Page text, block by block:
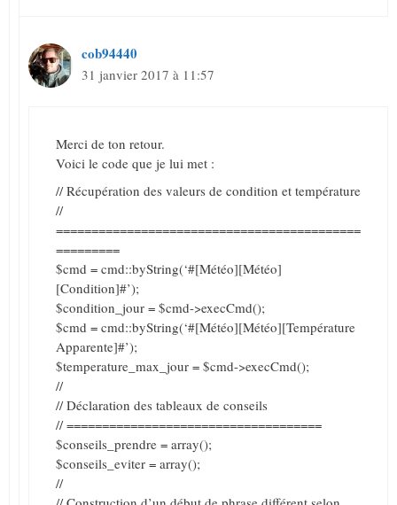
cob94440
31 janvier 2017 à 11:57
Merci de ton retour.
Voici le code que je lui met :
// Récupération des valeurs de condition et température
//
===========================================
=========
$cmd = cmd::byString(‘#[Météo][Météo]
[Condition]#’);
$condition_jour = $cmd->execCmd();
$cmd = cmd::byString(‘#[Météo][Météo][Température
Apparente]#’);
$temperature_max_jour = $cmd->execCmd();
//
// Déclaration des tableaux de conseils
// ====================================
$conseils_prendre = array();
$conseils_eviter = array();
//